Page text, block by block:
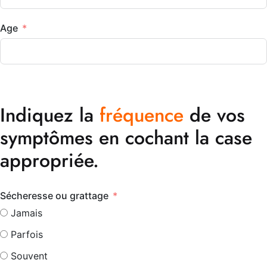
Age
Indiquez la fréquence de vos
symptômes en cochant la case
appropriée.
Sécheresse ou grattage
Jamais
Parfois
Souvent